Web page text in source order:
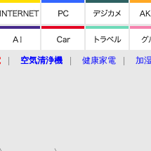
空気清浄機 健康家電 加